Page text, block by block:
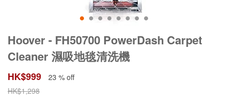
Hoover - FH50700 PowerDash Carpet
Cleaner 濕吸地毯清洗機
HK$999
23 % off
HK$1,298